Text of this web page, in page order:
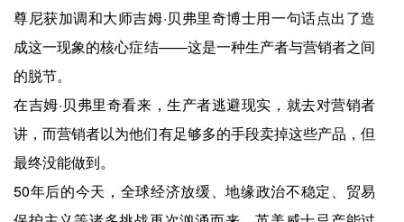
尊尼获加调和大师吉姆·贝弗里奇博士用一句话点出了造
成这一现象的核心症结——这是一种生产者与营销者之间
的脱节。
在吉姆·贝弗里奇看来，生产者逃避现实，就去对营销者
讲，而营销者以为他们有足够多的手段卖掉这些产品，但
最终没能做到。
50年后的今天，全球经济放缓、地缘政治不稳定、贸易